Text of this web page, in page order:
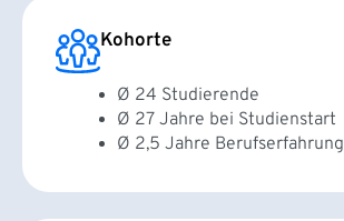
Kohorte
Ø 24 Studierende
Ø 27 Jahre bei Studienstart
Ø 2,5 Jahre Berufserfahrung